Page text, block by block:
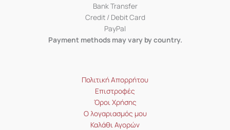
Bank Transfer
Credit / Debit Card
PayPal
Payment methods may vary by country.
Πολιτική Απορρήτου
Επιστροφές
Όροι Χρήσης
Ο λογαριασμός μου
Καλάθι Αγορών